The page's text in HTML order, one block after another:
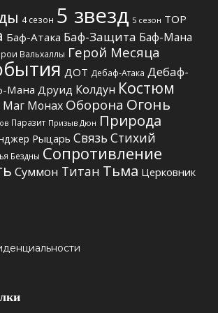
4 сезон 5 звезд 5 сезон TOP
Баф-Атака Баф-Защита Баф-Мана
Вальхаллы Герой Месяца
ДОТ Дебаф-Атака Дебаф-
Мана Друид Колдун Костюм
Маг Монах Оборона Огонь
Паразит Призыв Дюн Природа
Рыцарь Связь Стихий
Бездны Сопротивление
Суммон Титан Тьма Церковник